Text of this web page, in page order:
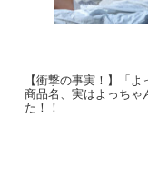
【衝撃の事実！】「
商品名、実はよっちゃ
た！！